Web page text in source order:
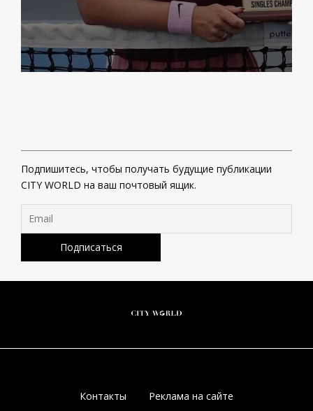
Подпишитесь, чтобы получать будущие публикации
CITY WORLD на ваш почтовый ящик.
Контакты Реклама на сайте